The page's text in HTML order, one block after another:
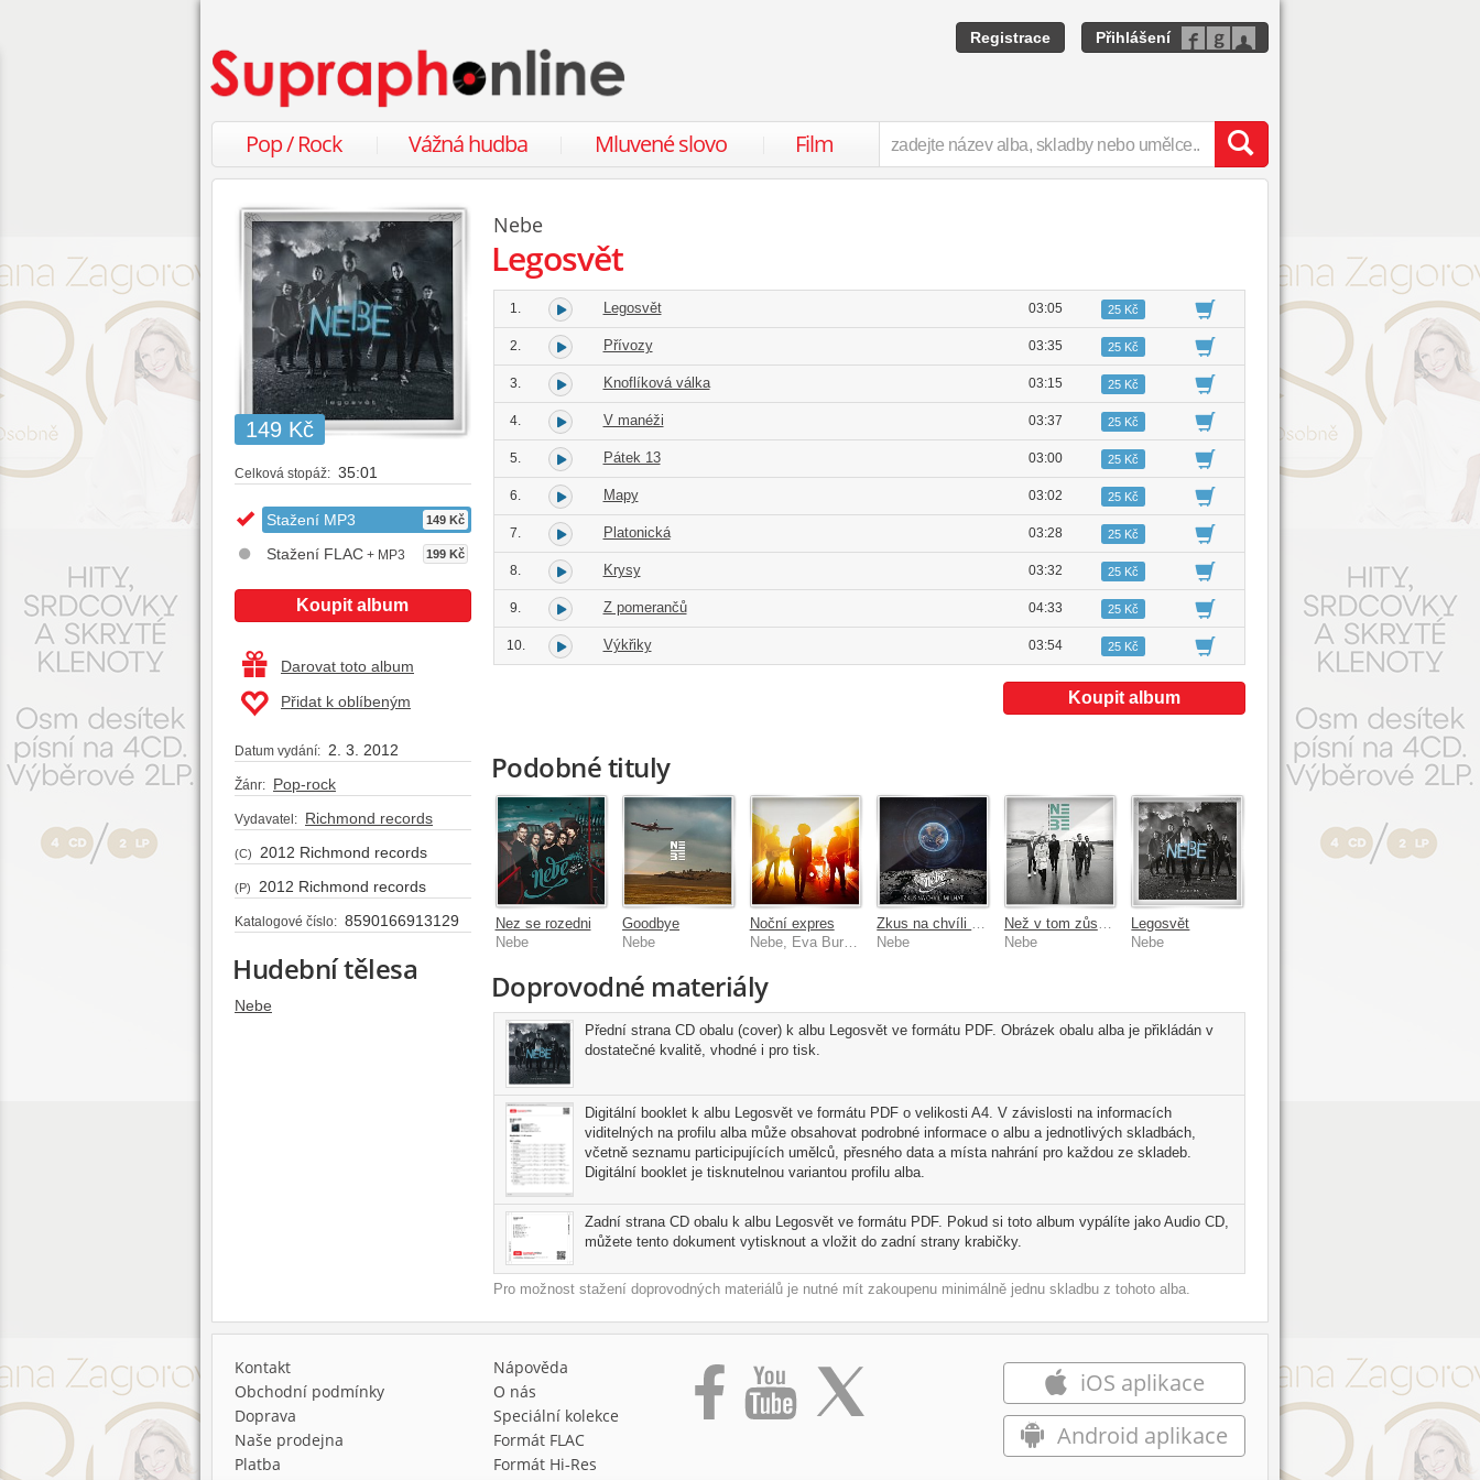
Registrace Přihlášení
Pop / Rock Vážná hudba Mluvené slovo Film
149 Kč
Celková stopáž: 35:01
Stažení MP3 149 Kč
Stažení FLAC + MP3 199 Kč
Koupit album
Darovat toto album
Přidat k oblíbeným
Datum vydání: 2. 3. 2012
Žánr: Pop-rock
Vydavatel: Richmond records
(C) 2012 Richmond records
(P) 2012 Richmond records
Katalogové číslo: 8590166913129
Hudební tělesa
Nebe
Nebe
Legosvět
1. Legosvět 03:05 25 Kč
2. Přívozy 03:35 25 Kč
3. Knoflíková válka 03:15 25 Kč
4. V manéži 03:37 25 Kč
5. Pátek 13 03:00 25 Kč
6. Mapy 03:02 25 Kč
7. Platonická 03:28 25 Kč
8. Krysy 03:32 25 Kč
9. Z pomerančů 04:33 25 Kč
10. Výkřiky 03:54 25 Kč
Koupit album
Podobné tituly
Nez se rozedni
Nebe
Goodbye
Nebe
Noční expres
Nebe, Eva Burešová
Nebe
Nebe
Legosvět
Nebe
Doprovodné materiály
Přední strana CD obalu (cover) k albu Legosvět ve formátu PDF. Obrázek obalu alba je přikládán v
dostatečné kvalitě, vhodné i pro tisk.
Digitální booklet k albu Legosvět ve formátu PDF o velikosti A4. V závislosti na informacích
viditelných na profilu alba může obsahovat podrobné informace o albu a jednotlivých skladbách,
včetně seznamu participujících umělců, přesného data a místa nahrání pro každou ze skladeb.
Digitální booklet je tisknutelnou variantou profilu alba.
Zadní strana CD obalu k albu Legosvět ve formátu PDF. Pokud si toto album vypálíte jako Audio CD,
můžete tento dokument vytisknout a vložit do zadní strany krabičky.
Pro možnost stažení doprovodných materiálů je nutné mít zakoupenu minimálně jednu skladbu z tohoto alba.
Kontakt
Obchodní podmínky
Doprava
Naše prodejna
Platba
Nápověda
O nás
Speciální kolekce
Formát FLAC
Formát Hi‑Res
iOS aplikace
Android aplikace